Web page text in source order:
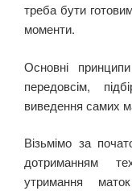
треба бути
моменти.
Основні
передовсім,
виведення самих
Візьмімо за
дотриманням
утримання